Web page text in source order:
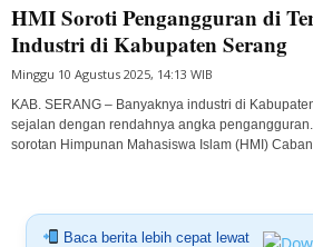
HMI Soroti Pengangguran di
Industri di Kabupaten Serang
Minggu 10 Agustus 2025, 14:13 WIB
KAB. SERANG – Banyaknya industri di
sejalan dengan rendahnya angka
sorotan Himpunan Mahasiswa Islam (HMI)
Baca berita lebih cepat lewat